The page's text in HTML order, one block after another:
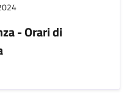
- Orari di